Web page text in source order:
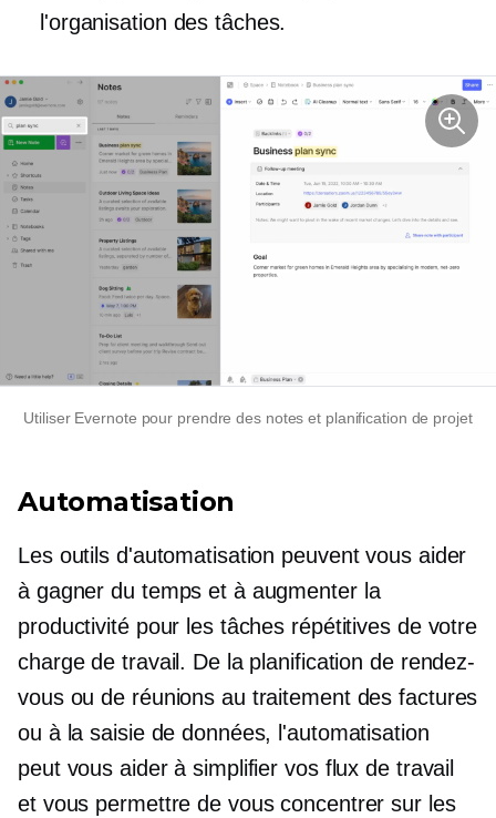
l'organisation des tâches.
Utiliser Evernote pour prendre des notes et planification de projet
Automatisation
Les outils d'automatisation peuvent vous aider
à gagner du temps et à augmenter la
productivité pour les tâches répétitives de votre
charge de travail. De la planification de rendez-
vous ou de réunions au traitement des factures
ou à la saisie de données, l'automatisation
peut vous aider à simplifier vos flux de travail
et vous permettre de vous concentrer sur les